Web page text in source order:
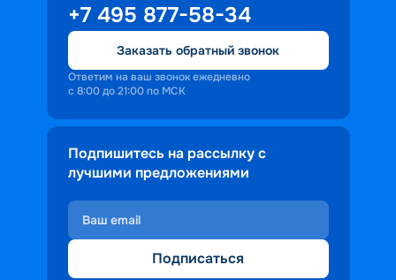
+7 495 877-58-34
Заказать обратный звонок
Ответим на ваш звонок ежедневно
с 8:00 до 21:00 по МСК
Подпишитесь на рассылку с
лучшими предложениями
Подписаться